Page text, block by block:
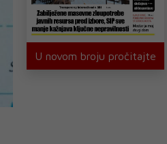
U novom broju pročitajte